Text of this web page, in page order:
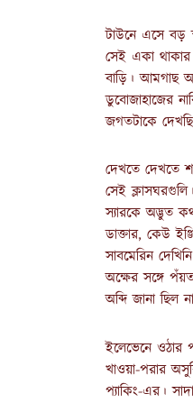
টাউনে এসে বড়
সেই একা
বাড়ি। আমগাছ
ডুবোজাহাজের
জগতটাকে
দেখতে দেখতে
সেই
স্যারকে অদ্ভুত
ডাক্তার, কেউ
সাবমেরিন
অক্ষের সঙ্গে
অব্দি জানা ছিল
ইলেভেনে ওঠার
খাওয়া-পরার
প্যাকিং-এর।